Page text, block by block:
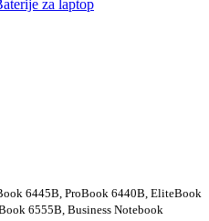
za laptop
6445B, ProBook 6440B, EliteBook
6555B, Business Notebook